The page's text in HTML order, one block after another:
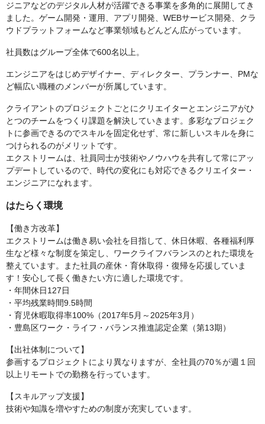
ジニアなどのデジタル人材が活躍できる事業を多角的に展開してき
ました。ゲーム開発・運用、アプリ開発、WEBサービス開発、クラ
ウドプラットフォームなど事業領域もどんどん広がっています。
社員数はグループ全体で600名以上。
エンジニアをはじめデザイナー、ディレクター、プランナー、PMな
ど幅広い職種のメンバーが所属しています。
クライアントのプロジェクトごとにクリエイターとエンジニアがひ
とつのチームをつくり課題を解決していきます。多彩なプロジェク
トに参画できるのでスキルを固定化せず、常に新しいスキルを身に
つけられるのがメリットです。
エクストリームは、社員同士が技術やノウハウを共有して常にアッ
プデートしているので、時代の変化にも対応できるクリエイター・
エンジニアになれます。
はたらく環境
【働き方改革】
エクストリームは働き易い会社を目指して、休日休暇、各種福利厚
生など様々な制度を策定し、ワークライフバランスのとれた環境を
整えています。また社員の産休・育休取得・復帰を応援していま
す！安心して長く働きたい方に適した環境です。
・年間休日127日
・平均残業時間9.5時間
・育児休暇取得率100%（2017年5月～2025年3月）
・豊島区ワーク・ライフ・バランス推進認定企業（第13期）
【出社体制について】
参画するプロジェクトにより異なりますが、全社員の70％が週１回
以上リモートでの勤務を行っています。
【スキルアップ支援】
技術や知識を増やすための制度が充実しています。